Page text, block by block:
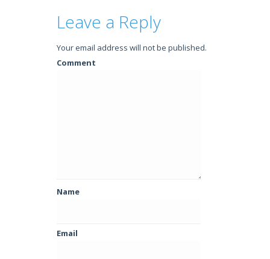
Leave a Reply
Your email address will not be published.
Comment
Name
Email